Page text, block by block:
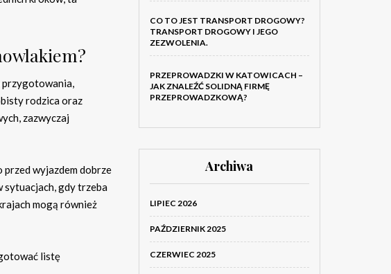
przygotowania,
rodzica oraz
zazwyczaj
wyjazdem dobrze
sytuacjach, gdy trzeba
mogą również
listę
CO TO JEST TRANSPORT DROGOWY?
TRANSPORT DROGOWY I JEGO
ZEZWOLENIA.
PRZEPROWADZKI W KATOWICACH –
JAK ZNALEŹĆ SOLIDNĄ FIRMĘ
PRZEPROWADZKOWĄ?
Archiwa
LIPIEC 2026
PAŹDZIERNIK 2025
CZERWIEC 2025